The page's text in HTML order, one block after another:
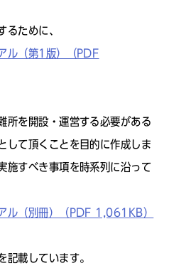
るために、
ル（第1版）（PDF
所を開設・運営する必要がある
して頂くことを目的に作成しま
施すべき事項を時系列に沿って
ル（別冊）（PDF 1,061KB）
記載しています。